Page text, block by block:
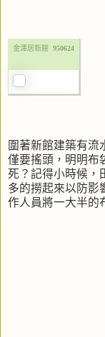
金澤居新館 950624
圍著新館建築有流
僅要搖頭，明明布
死？記得小時候，
多的撈起來以防影
作人員將一大半的